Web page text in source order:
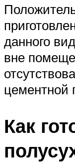
данного
вне
цементной
Как